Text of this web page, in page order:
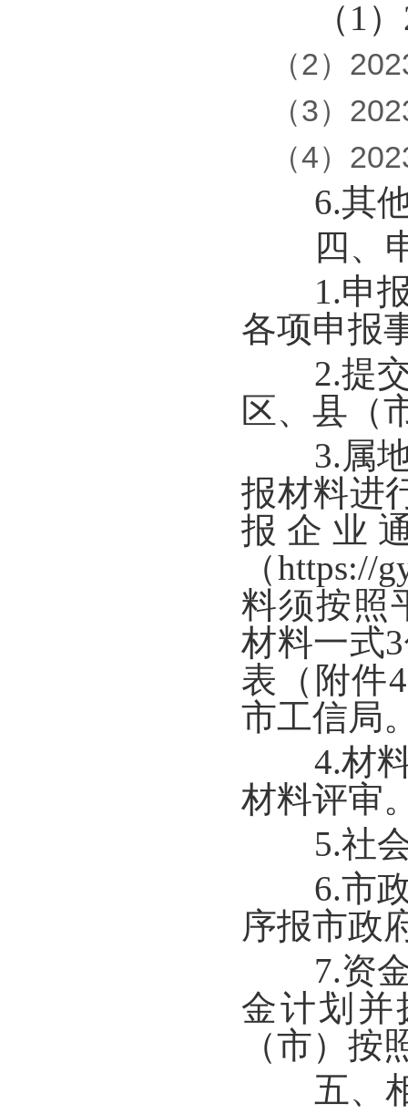
（1）
（2）
（3）
（4）
6.其他
四、申
1.申报
各项申报
2.提交
区、县（
3.属地
报材料进
报企业
（https://
料须按照
材料一式
表（附件
市工信局
4.材料
材料评审
5.社会
6.市政
序报市政
7.资金
金计划并
（市）按
五、相